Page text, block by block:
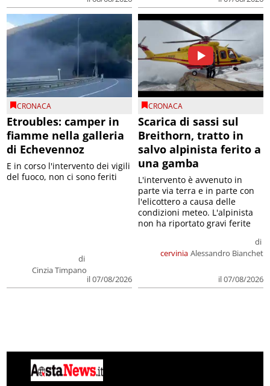
CRONACA
Etroubles: camper in
fiamme nella galleria
di Echevennoz
di
Cinzia Timpano
il 07/08/2026
E in corso l'intervento dei vigili
del fuoco, non ci sono feriti
CRONACA
Scarica di sassi sul
Breithorn, tratto in
salvo alpinista ferito a
una gamba
cervinia
di
Alessandro Bianchet
il 07/08/2026
L'intervento è avvenuto in
parte via terra e in parte con
l'elicottero a causa delle
condizioni meteo. L'alpinista
non ha riportato gravi ferite